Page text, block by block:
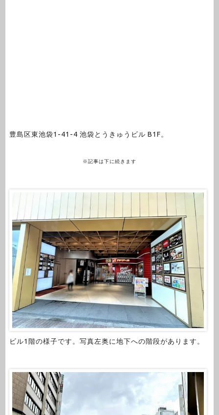
豊島区東池袋1-41-4 池袋とうきゅうビル B1F。
※記事は下に続きます
ビル1階の様子です。写真左奥に地下への階段があります。